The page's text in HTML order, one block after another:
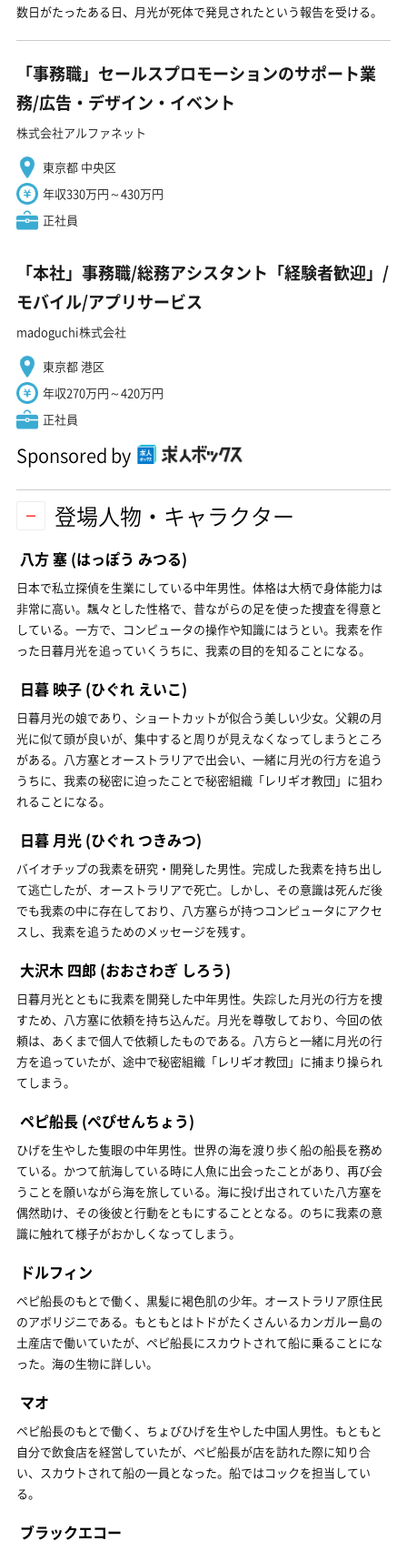
数日がたったある日、月光が死体で発見されたという報告を受ける。
「事務職」セールスプロモーションのサポート業
務/広告・デザイン・イベント
株式会社アルファネット
東京都 中央区
年収330万円～430万円
正社員
「本社」事務職/総務アシスタント「経験者歓迎」/
モバイル/アプリサービス
madoguchi株式会社
東京都 港区
年収270万円～420万円
正社員
Sponsored by
登場人物・キャラクター
八方 塞 (はっぽう みつる)
日本で私立探偵を生業にしている中年男性。体格は大柄で身体能力は
非常に高い。飄々とした性格で、昔ながらの足を使った捜査を得意と
している。一方で、コンピュータの操作や知識にはうとい。我素を作
った日暮月光を追っていくうちに、我素の目的を知ることになる。
日暮 映子 (ひぐれ えいこ)
日暮月光の娘であり、ショートカットが似合う美しい少女。父親の月
光に似て頭が良いが、集中すると周りが見えなくなってしまうところ
がある。八方塞とオーストラリアで出会い、一緒に月光の行方を追う
うちに、我素の秘密に迫ったことで秘密組織「レリギオ教団」に狙わ
れることになる。
日暮 月光 (ひぐれ つきみつ)
バイオチップの我素を研究・開発した男性。完成した我素を持ち出し
て逃亡したが、オーストラリアで死亡。しかし、その意識は死んだ後
でも我素の中に存在しており、八方塞らが持つコンピュータにアクセ
スし、我素を追うためのメッセージを残す。
大沢木 四郎 (おおさわぎ しろう)
日暮月光とともに我素を開発した中年男性。失踪した月光の行方を捜
すため、八方塞に依頼を持ち込んだ。月光を尊敬しており、今回の依
頼は、あくまで個人で依頼したものである。八方らと一緒に月光の行
方を追っていたが、途中で秘密組織「レリギオ教団」に捕まり操られ
てしまう。
ペピ船長 (ぺぴせんちょう)
ひげを生やした隻眼の中年男性。世界の海を渡り歩く船の船長を務め
ている。かつて航海している時に人魚に出会ったことがあり、再び会
うことを願いながら海を旅している。海に投げ出されていた八方塞を
偶然助け、その後彼と行動をともにすることとなる。のちに我素の意
識に触れて様子がおかしくなってしまう。
ドルフィン
ペピ船長のもとで働く、黒髪に褐色肌の少年。オーストラリア原住民
のアボリジニである。もともとはトドがたくさんいるカンガルー島の
土産店で働いていたが、ペピ船長にスカウトされて船に乗ることにな
った。海の生物に詳しい。
マオ
ペピ船長のもとで働く、ちょびひげを生やした中国人男性。もともと
自分で飲食店を経営していたが、ペピ船長が店を訪れた際に知り合
い、スカウトされて船の一員となった。船ではコックを担当してい
る。
ブラックエコー